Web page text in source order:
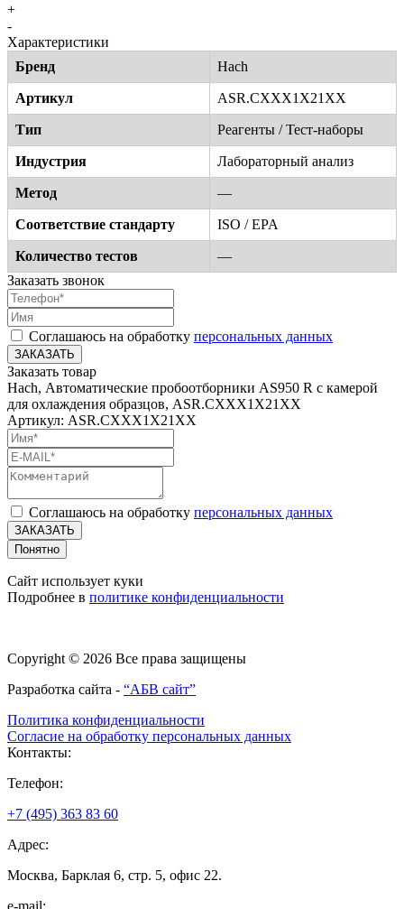
+
-
Характеристики
Бренд
Hach
Артикул ASR.CXXX1X21XX
Тип Реагенты / Тест-наборы
Индустрия Лабораторный анализ
Метод —
Соответствие стандарту ISO / EPA
Количество тестов
—
Заказать звонок
Соглашаюсь на обработку персональных данных
ЗАКАЗАТЬ
Заказать товар
Hach, Автоматические пробоотборники AS950 R с камерой
для охлаждения образцов, ASR.CXXX1X21XX
Артикул: ASR.CXXX1X21XX
Соглашаюсь на обработку персональных данных
ЗАКАЗАТЬ
Понятно
Сайт использует куки
Подробнее в политике конфиденциальности
Copyright © 2026 Все права защищены
Разработка сайта - “АБВ сайт”
Политика конфиденциальности
Согласие на обработку персональных данных
Контакты:
Телефон:
+7 (495) 363 83 60
Адрес:
Москва, Барклая 6, стр. 5, офис 22.
e-mail: